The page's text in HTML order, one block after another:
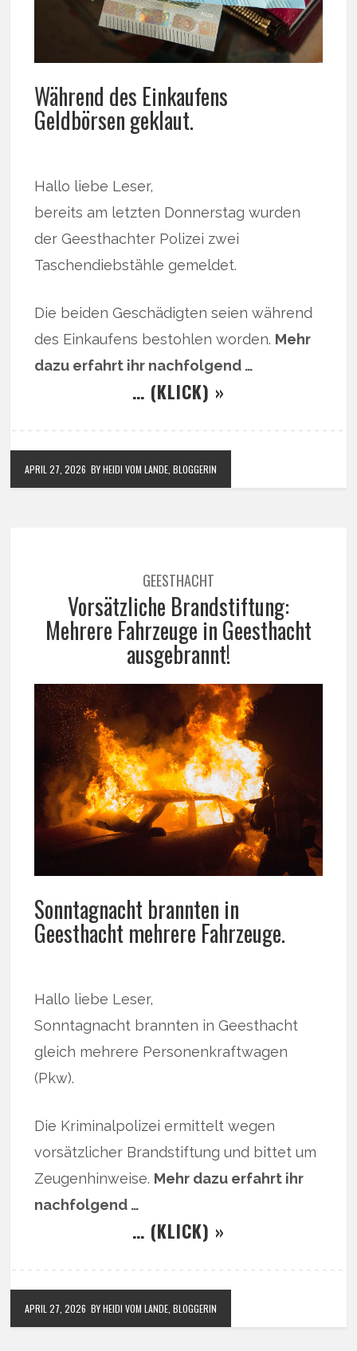
Während des Einkaufens
Geldbörsen geklaut.
Hallo liebe Leser,
bereits am letzten Donnerstag wurden
der Geesthachter Polizei zwei
Taschendiebstähle gemeldet.
Die beiden Geschädigten seien während
des Einkaufens bestohlen worden. Mehr
dazu erfahrt ihr nachfolgend …
… (KLICK) »
APRIL 27, 2026 BY HEIDI VOM LANDE, BLOGGERIN
GEESTHACHT
Vorsätzliche Brandstiftung:
Mehrere Fahrzeuge in Geesthacht
ausgebrannt!
Sonntagnacht brannten in
Geesthacht mehrere Fahrzeuge.
Hallo liebe Leser,
Sonntagnacht brannten in Geesthacht
gleich mehrere Personenkraftwagen
(Pkw).
Die Kriminalpolizei ermittelt wegen
vorsätzlicher Brandstiftung und bittet um
Zeugenhinweise. Mehr dazu erfahrt ihr
nachfolgend …
… (KLICK) »
APRIL 27, 2026 BY HEIDI VOM LANDE, BLOGGERIN